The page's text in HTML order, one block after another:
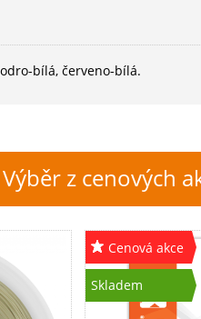
bílá, červeno-bílá.
Výběr z cenových
Cenová akce
Skladem